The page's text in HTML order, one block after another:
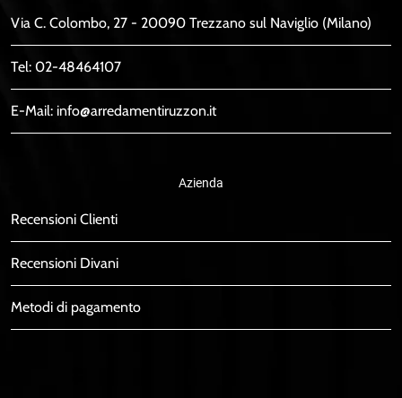
Via C. Colombo, 27 - 20090 Trezzano sul Naviglio (Milano)
Tel: 02-48464107
E-Mail: info@arredamentiruzzon.it
Azienda
Recensioni Clienti
Recensioni Divani
Metodi di pagamento